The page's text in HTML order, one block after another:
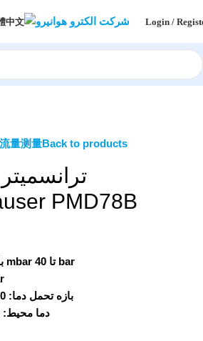
中文 Login /
量测量Back to products
PMD78B
100 mbar تا 40 bar
بازه تحمل دما:
دما محیط: